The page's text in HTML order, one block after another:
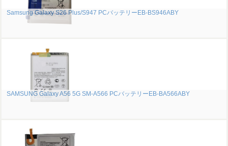
Samsung Galaxy S26 Plus/S947 PCバッテリーEB-BS946ABY
SAMSUNG Galaxy A56 5G SM-A566 PCバッテリーEB-BA566ABY